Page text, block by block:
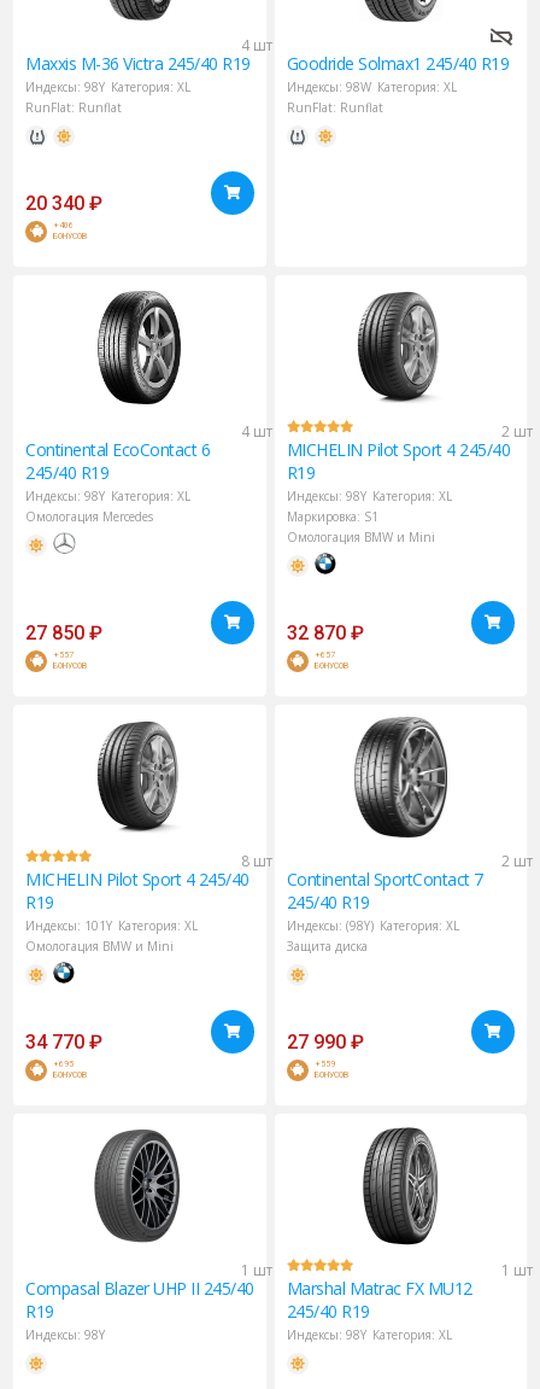
4 шт
Maxxis M-36 Victra 245/40 R19
Индексы: 98Y Категория: XL
RunFlat: Runflat
20 340 ₽
+406
БОНУСОВ
Goodride Solmax1 245/40 R19
Индексы: 98W Категория: XL
RunFlat: Runflat
4 шт
Continental EcoContact 6
245/40 R19
Индексы: 98Y Категория: XL
Омологация Mercedes
27 850 ₽
+557
БОНУСОВ
2 шт
MICHELIN Pilot Sport 4 245/40
R19
Индексы: 98Y Категория: XL
Маркировка: S1
Омологация BMW и Mini
32 870 ₽
+657
БОНУСОВ
8 шт
MICHELIN Pilot Sport 4 245/40
R19
Индексы: 101Y Категория: XL
Омологация BMW и Mini
34 770 ₽
+695
БОНУСОВ
2 шт
Continental SportContact 7
245/40 R19
Индексы: (98Y) Категория: XL
Защита диска
27 990 ₽
+559
БОНУСОВ
1 шт
Compasal Blazer UHP II 245/40
R19
Индексы: 98Y
1 шт
Marshal Matrac FX MU12
245/40 R19
Индексы: 98Y Категория: XL